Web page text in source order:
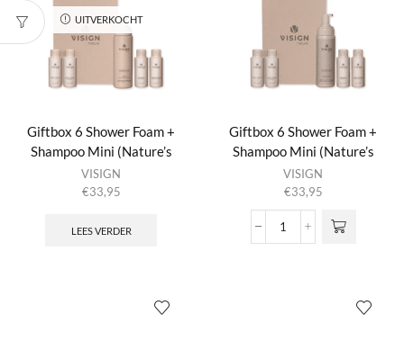
Conditioner
Mini
Nature's
aantal
UITVERKOCHT
Giftbox 6 Shower Foam +
Shampoo Mini (Nature’s
Best) + Conditioner Mini
(Nature’s Best) + Body Lotion
23:55
VISIGN
€33,95
LEES VERDER
Giftbox 6 Shower Foam +
Shampoo Mini (Nature’s
Best) + Conditioner Mini
(Nature’s Best) + Body Lotion
Mini + Hand Wash Mini
Nature’s Best
VISIGN
€33,95
Giftbox